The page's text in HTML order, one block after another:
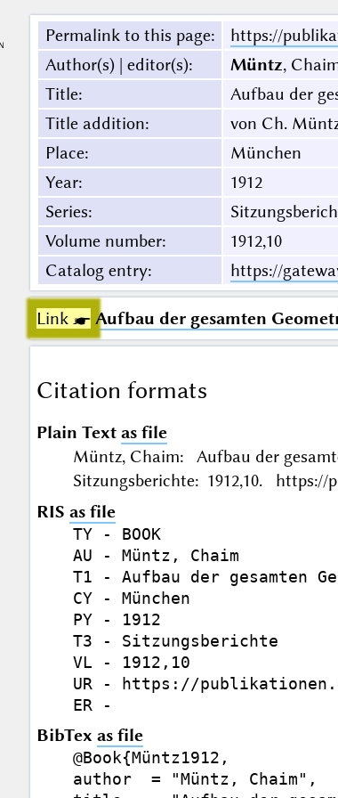
Permalink to this page:
https://
Author(s) | editor(s): Müntz,
Title:
Aufbau der
Title addition:
von Ch.
Place:
München
Year:
1912
Series:
Volume number:
1912,10
Catalog entry: https://
Link ☛ Aufbau der gesamten
Citation formats
Plain Text as file
Müntz, Chaim: Aufbau der
Sitzungsberichte: 1912,10. https://
RIS as file
TY - BOOK
AU - Müntz, Chaim
T1 - Aufbau der gesamten
CY - München
PY - 1912
T3 - Sitzungsberichte
VL - 1912,10
UR - https://
BibTex as file
@Book{Müntz1912,
author  = "Müntz, Chaim",